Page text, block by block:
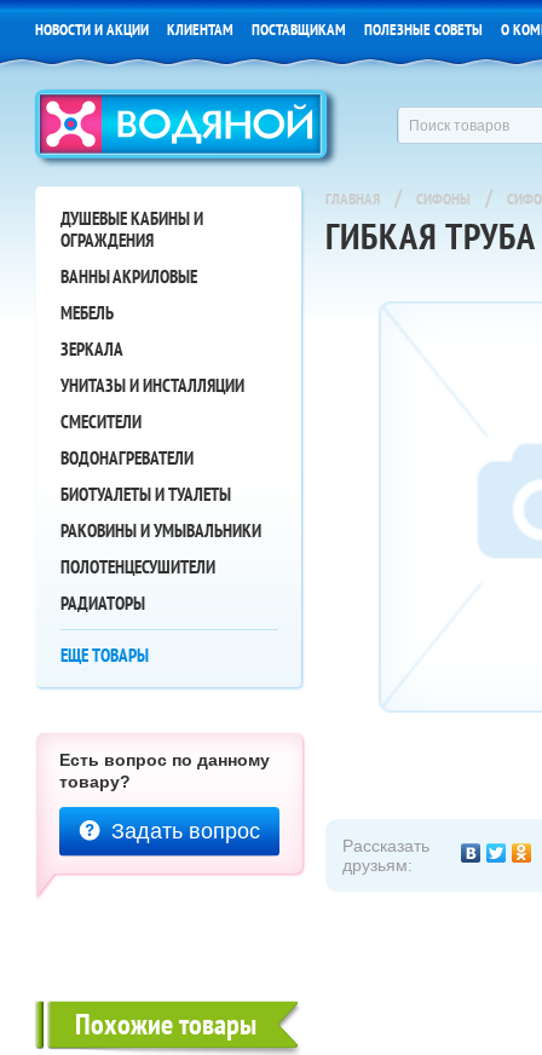
НОВОСТИ И АКЦИИ КЛИЕНТАМ ПОСТАВЩИКАМ ПОЛЕЗНЫЕ СОВЕТЫ О
ДУШЕВЫЕ КАБИНЫ И
ОГРАЖДЕНИЯ
ВАННЫ АКРИЛОВЫЕ
МЕБЕЛЬ
ЗЕРКАЛА
УНИТАЗЫ И ИНСТАЛЛЯЦИИ
СМЕСИТЕЛИ
ВОДОНАГРЕВАТЕЛИ
БИОТУАЛЕТЫ И ТУАЛЕТЫ
РАКОВИНЫ И УМЫВАЛЬНИКИ
ПОЛОТЕНЦЕСУШИТЕЛИ
РАДИАТОРЫ
ЕЩЕ ТОВАРЫ
Есть вопрос по данному
товару?
Задать вопрос
ГЛАВНАЯ / СИФОНЫ /
ГИБКАЯ
Рассказать
друзьям:
Похожие товары